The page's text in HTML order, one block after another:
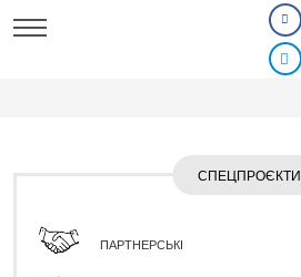
СПЕЦПРОЄКТИ
ПАРТНЕРСЬКІ